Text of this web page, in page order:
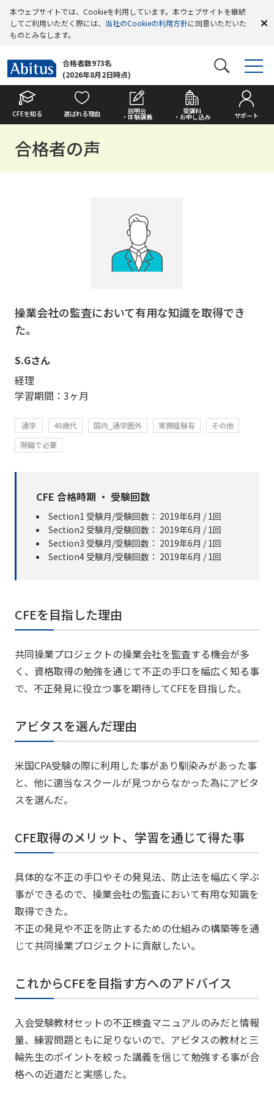
本ウェブサイトでは、Cookieを利用しています。本ウェブサイトを継続
してご利用いただく際には、 当社のCookieの利用方針に同意いただいた
ものとみなします。
合格者数973名
(2026年8月2日時点)
CFEを知る 選ばれる理由 説明会
・体験講義
受講料
・お申し込み サポート
合格者の声
操業会社の監査において有用な知識を取得でき
た。
S.Gさん
経理
学習期間：3ヶ月
通学 40歳代 国内_通学圏外 実務経験有
その他
現職で必要
CFE 合格時期 ・ 受験回数
Section1 受験月/受験回数： 2019年6月 / 1回
Section2 受験月/受験回数： 2019年6月 / 1回
Section3 受験月/受験回数： 2019年6月 / 1回
Section4 受験月/受験回数： 2019年6月 / 1回
CFEを目指した理由
共同操業プロジェクトの操業会社を監査する機会が多
く、資格取得の勉強を通じて不正の手口を幅広く知る事
で、不正発見に役立つ事を期待してCFEを目指した。
アビタスを選んだ理由
米国CPA受験の際に利用した事があり馴染みがあった事
と、他に適当なスクールが見つからなかった為にアビタ
スを選んだ。
CFE取得のメリット、学習を通じて得た事
具体的な不正の手口やその発見法、防止法を幅広く学ぶ
事ができるので、操業会社の監査において有用な知識を
取得できた。
不正の発見や不正を防止するための仕組みの構築等を通
じて共同操業プロジェクトに貢献したい。
これからCFEを目指す方へのアドバイス
入会受験教材セットの不正検査マニュアルのみだと情報
量、練習問題ともに足りないので、アビタスの教材と三
輪先生のポイントを絞った講義を信じて勉強する事が合
格への近道だと実感した。